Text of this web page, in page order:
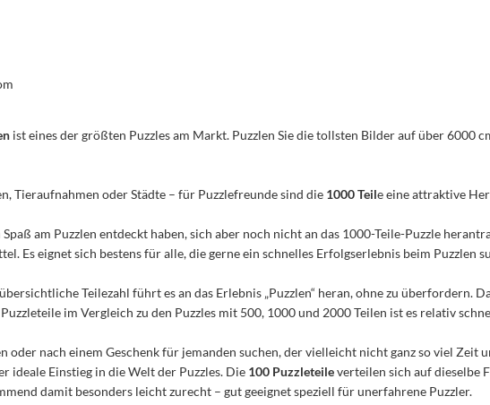
ist eines der größten Puzzles am Markt. Puzzlen Sie die tollsten Bilder auf über 6000
Tieraufnahmen oder Städte – für Puzzlefreunde sind die 1000 Teile eine attraktive
am Puzzlen entdeckt haben, sich aber noch nicht an das 1000-Teile-Puzzle
Es eignet sich bestens für alle, die gerne ein schnelles Erfolgserlebnis beim Puzzlen
Teilezahl führt es an das Erlebnis „Puzzlen“ heran, ohne zu überfordern.
im Vergleich zu den Puzzles mit 500, 1000 und 2000 Teilen ist es relativ
oder nach einem Geschenk für jemanden suchen, der vielleicht nicht ganz so viel
ideale Einstieg in die Welt der Puzzles. Die 100 Puzzleteileverteilen sich auf dieselbe
damit besonders leicht zurecht – gut geeignet speziell für unerfahrene Puzzler.